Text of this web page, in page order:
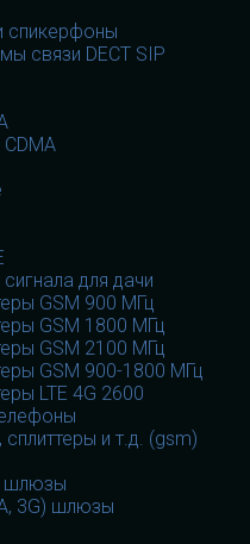
спикерфоны
связи DECT SIP
для дачи
GSM 900 МГц
GSM 1800 МГц
GSM 2100 МГц
GSM 900-1800 МГц
LTE 4G 2600
сплиттеры и т.д. (gsm)
шлюзы
3G) шлюзы